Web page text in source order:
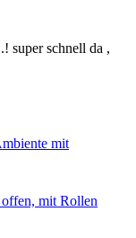
super schnell da ,
mit Rollen